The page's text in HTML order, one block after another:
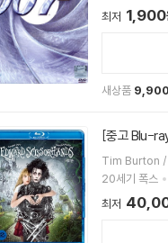
최저 1,900
새상품 9,900
[중고 Blu-
20세기 폭스
최저